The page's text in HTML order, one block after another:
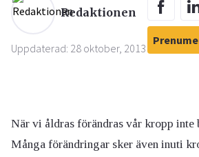
Redaktionen
Uppdaterad: 28 oktober, 2013
När vi åldras förändras vår kropp inte
Många förändringar sker även inuti